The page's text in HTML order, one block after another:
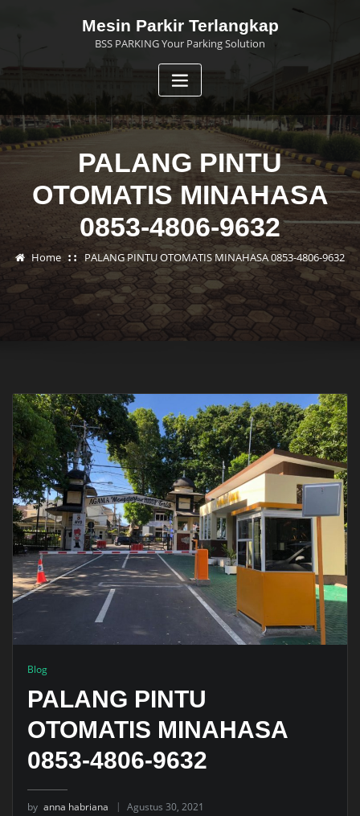
Mesin Parkir Terlangkap
BSS PARKING Your Parking Solution
PALANG PINTU
OTOMATIS MINAHASA
0853-4806-9632
Home PALANG PINTU OTOMATIS MINAHASA 0853-4806-9632
Blog
PALANG PINTU
OTOMATIS MINAHASA
0853-4806-9632
by anna habriana Agustus 30, 2021